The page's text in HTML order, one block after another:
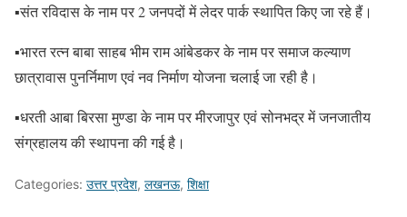
▪️संत रविदास के नाम पर 2 जनपदों में लेदर पार्क स्थापित किए जा रहे हैं।
▪️भारत रत्न बाबा साहब भीम राम आंबेडकर के नाम पर समाज कल्याण
छात्रावास पुनर्निमाण एवं नव निर्माण योजना चलाई जा रही है।
▪️धरती आबा बिरसा मुण्डा के नाम पर मीरजापुर एवं सोनभद्र में जनजातीय
संग्रहालय की स्थापना की गई है।
Categories: उत्तर प्रदेश, लखनऊ, शिक्षा